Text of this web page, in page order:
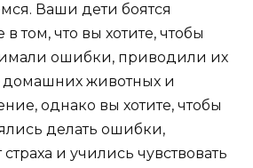
Ваши дети боятся
том, что вы хотите, чтобы
ошибки, приводили их
домашних животных и
однако вы хотите, чтобы
делать ошибки,
и учились чувствовать